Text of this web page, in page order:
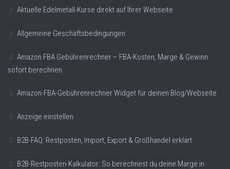
Aktuelle Edelmetall-Kurse direkt auf Ihrer Webseite
Allgemeine Geschäftsbedingungen
Amazon FBA Gebührenrechner – FBA-Kosten, Marge & Gewinn
sofort berechnen
Amazon-FBA-Gebührenrechner Widget für deinen Blog/Webseite
Anzeige einstellen
B2B-FAQ: Restposten, Import, Export & Großhandel erklärt
B2B-Restposten-Kalkulator: So berechnest du deine Marge in